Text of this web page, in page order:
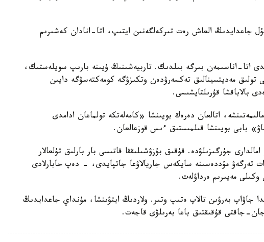
بۇل جاعدايدىڭ العاش رەت تىركەلگەنىن ايتىپ، اتا-انادان كەشىرىم
اتا-اناسىمەن بىرگە بىلدىك. تاربيەشىنىڭ ۇيىنە بارىپ سويلەستىك،
تولىق مەديتسينالىق تەكسەرۋدەن وتكىزۋگە كومەكتەسۋگە دايىن
بالاباقشا قۇرىلتايشىسى.
اتالعان دەرەك بويىنشا «كامەلەتكە تولماعان ادامدى
بابى بويىنشا قىلمىستىق ءىس قوزعالعان.
جۇرگىزىلۋدە. قۇقىق بۇزۋشىلىققا قاتىسى بار بارلىق تۇلعالار
تەرگەۋ مۇددەسىنە سايكەس جاريالاۋعا جاتپايدى، - دەپ حابارلادى
وكىلى مەيىرىم ەرداۋلەت.
جاۋاپ بەرۋىن تالاپ ەتىپ وتىر. ولاردىڭ ايتۋىنشا، مۇنداي جاعدايدىڭ
جان-جاقتى قۇقىقتىق باعا بەرىلۋى قاجەت.